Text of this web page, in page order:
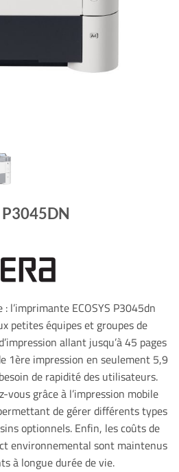
P3045DN
l’imprimante ECOSYS P3045dn
petites équipes et groupes de
allant jusqu’à 45 pages
1ère impression en seulement 5,9
de rapidité des utilisateurs.
grâce à l’impression mobile
de gérer différents types
optionnels. Enfin, les coûts de
environnemental sont maintenus
à longue durée de vie.